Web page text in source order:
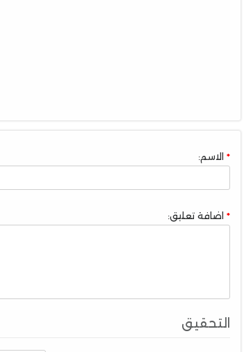
الاسم:
اضافة تعليق:
التحقيق